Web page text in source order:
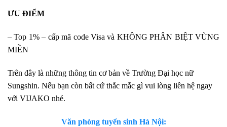
ƯU ĐIỂM
– Top 1% – cấp mã code Visa và KHÔNG PHÂN BIỆT VÙNG
MIỀN
Trên đây là những thông tin cơ bản về Trường Đại học nữ
Sungshin. Nếu bạn còn bất cứ thắc mắc gì vui lòng liên hệ ngay
với VIJAKO nhé.
Văn phòng tuyển sinh Hà Nội: